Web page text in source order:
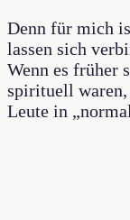
Denn für mich
lassen sich
Wenn es früher
spirituell waren,
Leute in